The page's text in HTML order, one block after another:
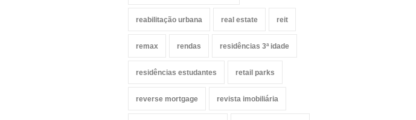
reabilitação urbana real estate reit
remax rendas residências 3ª idade
residências estudantes retail parks
reverse mortgage revista imobiliária